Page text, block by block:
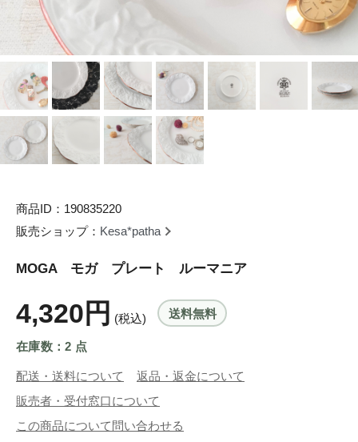
商品ID：190835220
販売ショップ： Kesa*patha
MOGA モガ プレート ルーマニア
4,320円 (税込) 送料無料
在庫数：2 点
配送・送料について
返品・返金について
販売者・受付窓口について
この商品について問い合わせる